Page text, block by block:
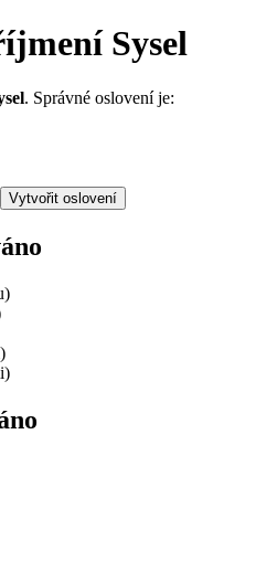
Sysel
. Správné oslovení je:
Vytvořit oslovení